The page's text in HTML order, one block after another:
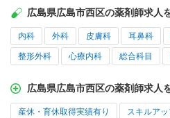
広島県広島市西区の薬剤師求人
内科 外科 皮膚科 耳鼻科
整形外科 心療内科 総合科目
広島県広島市西区の薬剤師求人
産休・育休取得実績有り スキルア